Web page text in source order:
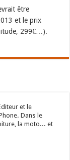
être
et le prix
299€…).
et le
Dans le
la moto... et